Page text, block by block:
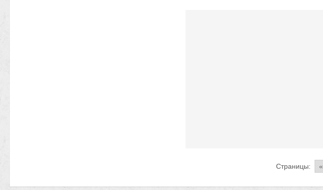
Страницы: «